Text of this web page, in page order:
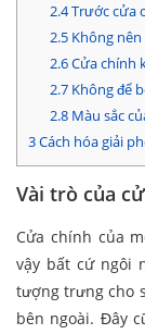
2.4Trước cửa
2.5Không nên
2.6Cửa chính
2.7Không để
2.8Màu sắc
3Cách hóa giải
Vài trò của
Cửa chính của
vậy bất cứ ngôi
tượng trưng cho
bên ngoài. Đây